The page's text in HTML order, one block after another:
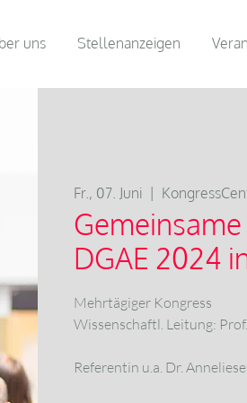
uns Stellenanzeigen
Fr., 07. Juni
DGAE 2024
Mehrtägiger Kongress
Wissenschaftl. Leitung:
Referentin u.a. Dr.